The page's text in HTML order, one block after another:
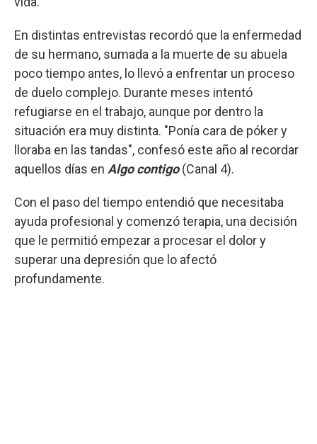
En distintas entrevistas recordó que la enfermedad
de su hermano, sumada a la muerte de su abuela
poco tiempo antes, lo llevó a enfrentar un proceso
de duelo complejo. Durante meses intentó
refugiarse en el trabajo, aunque por dentro la
situación era muy distinta. "Ponía cara de póker y
lloraba en las tandas", confesó este año al recordar
aquellos días en Algo contigo(Canal 4).
Con el paso del tiempo entendió que necesitaba
ayuda profesional y comenzó terapia, una decisión
que le permitió empezar a procesar el dolor y
superar una depresión que lo afectó
profundamente.